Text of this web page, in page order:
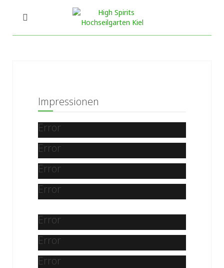
Impressionen
Error
Error
Error
Error
Error
Error
Error